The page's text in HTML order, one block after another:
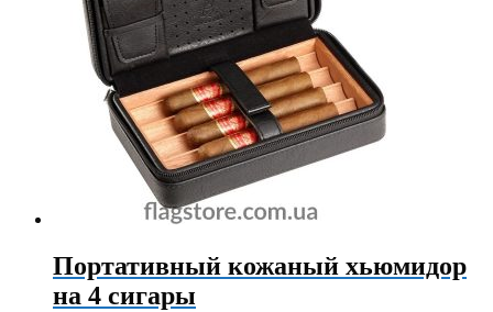
Портативный кожаный хьюмидор
на 4 сигары